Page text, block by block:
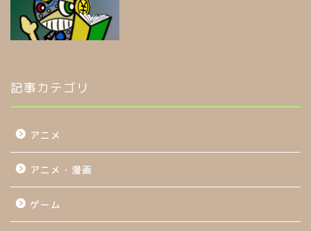
記事カテゴリ
アニメ
アニメ・漫画
ゲーム